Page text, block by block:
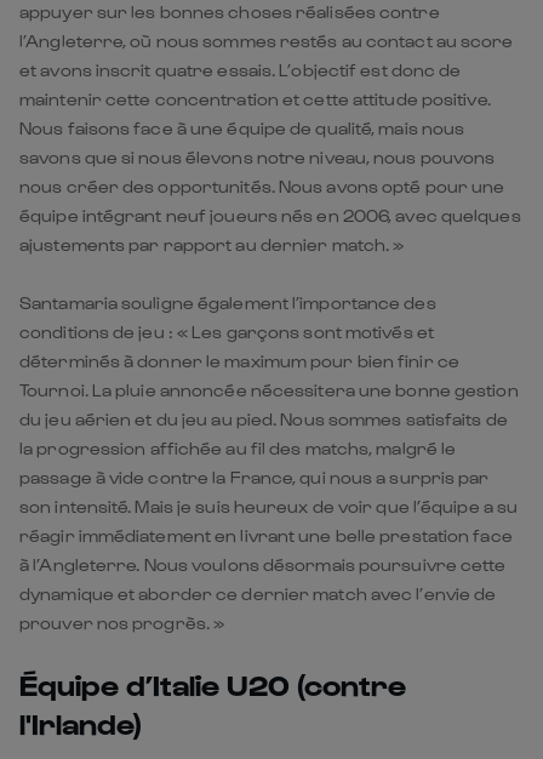
appuyer sur les bonnes choses réalisées contre
l’Angleterre, où nous sommes restés au contact au score
et avons inscrit quatre essais. L’objectif est donc de
maintenir cette concentration et cette attitude positive.
Nous faisons face à une équipe de qualité, mais nous
savons que si nous élevons notre niveau, nous pouvons
nous créer des opportunités. Nous avons opté pour une
équipe intégrant neuf joueurs nés en 2006, avec quelques
ajustements par rapport au dernier match. »
Santamaria souligne également l’importance des
conditions de jeu : « Les garçons sont motivés et
déterminés à donner le maximum pour bien finir ce
Tournoi. La pluie annoncée nécessitera une bonne gestion
du jeu aérien et du jeu au pied. Nous sommes satisfaits de
la progression affichée au fil des matchs, malgré le
passage à vide contre la France, qui nous a surpris par
son intensité. Mais je suis heureux de voir que l’équipe a su
réagir immédiatement en livrant une belle prestation face
à l’Angleterre. Nous voulons désormais poursuivre cette
dynamique et aborder ce dernier match avec l’envie de
prouver nos progrès. »
Équipe d’Italie U20 (contre
l'Irlande)